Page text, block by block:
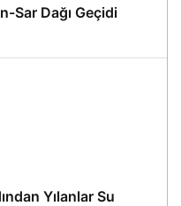
Sar Dağı Geçidi
Yılanlar Su